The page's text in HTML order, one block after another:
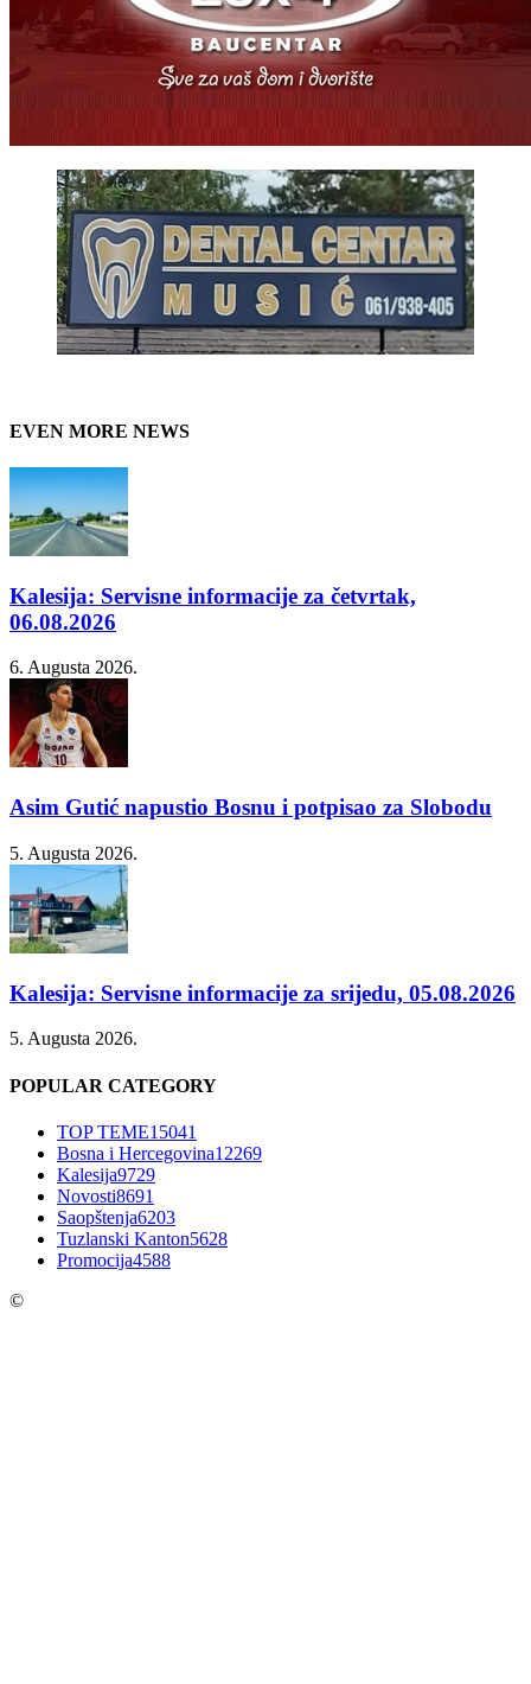
EVEN MORE NEWS
Kalesija: Servisne informacije za četvrtak,
06.08.2026
6. Augusta 2026.
Asim Gutić napustio Bosnu i potpisao za Slobodu
5. Augusta 2026.
Kalesija: Servisne informacije za srijedu, 05.08.2026
5. Augusta 2026.
POPULAR CATEGORY
TOP TEME15041
Bosna i Hercegovina12269
Kalesija9729
Novosti8691
Saopštenja6203
Tuzlanski Kanton5628
Promocija4588
©